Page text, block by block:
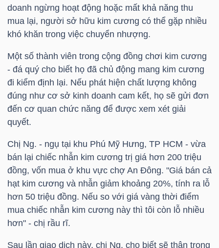
doanh ngừng hoạt động hoặc mất khả năng thu
mua lại, người sở hữu kim cương có thể gặp nhiều
khó khăn trong việc chuyển nhượng.
Một số thành viên trong cộng đồng chơi kim cương
- đá quý cho biết họ đã chủ động mang kim cương
đi kiểm định lại. Nếu phát hiện chất lượng không
đúng như cơ sở kinh doanh cam kết, họ sẽ gửi đơn
đến cơ quan chức năng để được xem xét giải
quyết.
Chị Ng. - ngụ tại khu Phú Mỹ Hưng, TP HCM - vừa
bán lại chiếc nhẫn kim cương trị giá hơn 200 triệu
đồng, vốn mua ở khu vực chợ An Đông. "Giá bán cả
hạt kim cương và nhẫn giảm khoảng 20%, tính ra lỗ
hơn 50 triệu đồng. Nếu so với giá vàng thời điểm
mua chiếc nhẫn kim cương này thì tôi còn lỗ nhiều
hơn" - chị rầu rĩ.
Sau lần giao dịch này, chị Ng. cho biết sẽ thận trọng
NGUYÊN
VẬT
LIỆU
CÔNG
TIÊU
DÙNG
KHÔNG